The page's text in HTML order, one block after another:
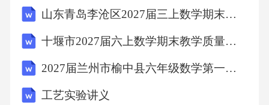
权审理未约定仲裁的案件。-实务建议：尽快收
通知对方已提起诉讼。解析：合同约定“仲裁优
先”不代表绝对排斥诉讼，但需明确是否为“唯一
争议解决方式”。若未明确，法院可受理。3.答
山东青岛李沧区2027届三上数学期末复习检测试题含解析
十堰市2027届六上数学期末教学质量检测试题含解析
2027届兰州市榆中县六年级数学第一学期期末学业水平测试试题含解析
工艺实验讲义